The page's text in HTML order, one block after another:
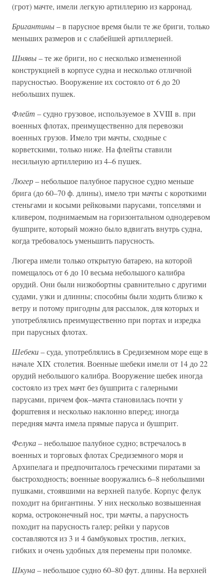
(грот) мачте, имели легкую артиллерию из карронад.
Бригантины– в парусное время были те же бриги, только
меньших размеров и с слабейшей артиллерией.
Шнявы– те же бриги, но с несколько измененной
конструкцией в корпусе судна и несколько отличной
парусностью. Вооружение их состояло от 6 до 20
небольших пушек.
Флейт – судно грузовое, используемое в XVIII в. при
военных флотах, преимущественно для перевозки
военных грузов. Имело три мачты, сходные с
корветскими, только ниже. На флейты ставили
несильную артиллерию из 4–6 пушек.
Люгер– небольшое палубное парусное судно меньше
брига (до 60–70 ф. длины), имело три мачты с короткими
стеньгами и косыми рейковыми парусами, топселями и
кливером, поднимаемым на горизонтальном однодеревом
бушприте, который можно было вдвигать внутрь судна,
когда требовалось уменьшить парусность.
Люгера имели только открытую батарею, на которой
помещалось от 6 до 10 весьма небольшого калибра
орудий. Они были низкобортны сравнительно с другими
судами, узки и длинны; способны были ходить близко к
ветру и потому пригодны для рассылок, для которых и
употреблялись преимущественно при портах и изредка
при парусных флотах.
Шебеки– суда, употреблялись в Средиземном море еще в
начале XIX столетия. Военные шебеки имели от 14 до 22
орудий небольшого калибра. Вооружение шебек иногда
состояло из трех мачт без бушприта с галерными
парусами, причем фок–мачта становилась почти у
форштевня и несколько наклонно вперед; иногда
передняя мачта имела прямые паруса и бушприт.
Фелука– небольшое палубное судно; встречалось в
военных и торговых флотах Средиземного моря и
Архипелага и предпочиталось греческими пиратами за
быстроходность; военные вооружались 6–8 небольшими
пушками, стоявшими на верхней палубе. Корпус фелук
походит на бригантины. У них несколько возвышенная
корма, остроконечный нос, три мачты, а парусность
походит на парусность галер; рейки у парусов
составляются из 3 и 4 бамбуковых тростив, легких,
гибких и очень удобных для перемены при поломке.
Шкуна– небольшое судно 60–80 фут. длины. На верхней